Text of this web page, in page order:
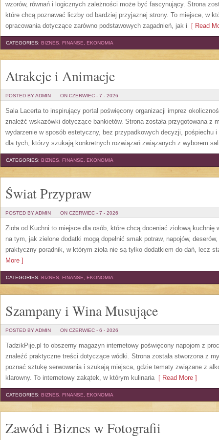
wzorów, równań i logicznych zależności może być fascynujący. Strona
które chcą poznawać liczby od bardziej przyjaznej strony. To miejsce, w
opracowania dotyczące zarówno podstawowych zagadnień, jak i [ Read
CATEGORIES: BIZNES, FINANSE, EKONOMIA
Atrakcje i Animacje
POSTED BY ADMIN ON CZERWIEC - 7 - 2026
Sala Lacerta to inspirujący portal poświęcony organizacji imprez
znaleźć wskazówki dotyczące bankietów. Strona została przygotowana z
wydarzenie w sposób estetyczny, bez przypadkowych decyzji, pośpiechu
dla tych, którzy szukają konkretnych rozwiązań związanych z wyborem
CATEGORIES: BIZNES, FINANSE, EKONOMIA
Świat Przypraw
POSTED BY ADMIN ON CZERWIEC - 7 - 2026
Zioła od Kuchni to miejsce dla osób, które chcą doceniać ziołową
na tym, jak zielone dodatki mogą dopełnić smak potraw, napojów,
praktyczny poradnik, w którym zioła nie są tylko dodatkiem do dań, lecz
More ]
CATEGORIES: BIZNES, FINANSE, EKONOMIA
Szampany i Wina Musujące
POSTED BY ADMIN ON CZERWIEC - 6 - 2026
TadzikPije.pl to obszerny magazyn internetowy poświęcony napojom z
znaleźć praktyczne treści dotyczące wódki. Strona została stworzona z
poznać sztukę serwowania i szukają miejsca, gdzie tematy związane z
klarowny. To internetowy zakątek, w którym kulinaria[ Read More ]
CATEGORIES: BIZNES, FINANSE, EKONOMIA
Zawód i Biznes w Fotografii